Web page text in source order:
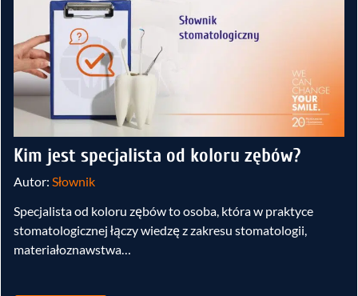
Kim jest specjalista od koloru zębów?
Autor: Słownik
Specjalista od koloru zębów to osoba, która w praktyce
stomatologicznej łączy wiedzę z zakresu stomatologii,
materiałoznawstwa…